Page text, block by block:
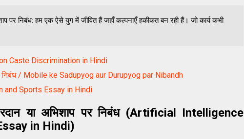
पर निबंध: हम एक ऐसे युग में जीवित हैं जहाँ कल्पनाएँ हकीकत बन रही हैं। जो कार्य कभी
on Caste Discrimination in Hindi
निबंध / Mobile ke Sadupyog aur Durupyog par Nibandh
and Sports Essay in Hindi
या अभिशाप पर निबंध (Artificial Intelligence
in Hindi)